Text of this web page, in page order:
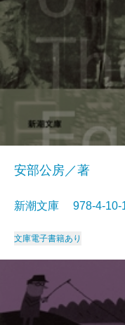
安部公房／著
新潮文庫 978-4-
文庫電子書籍あり